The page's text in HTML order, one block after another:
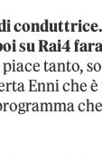
su Rai4
tanto,
Enni che